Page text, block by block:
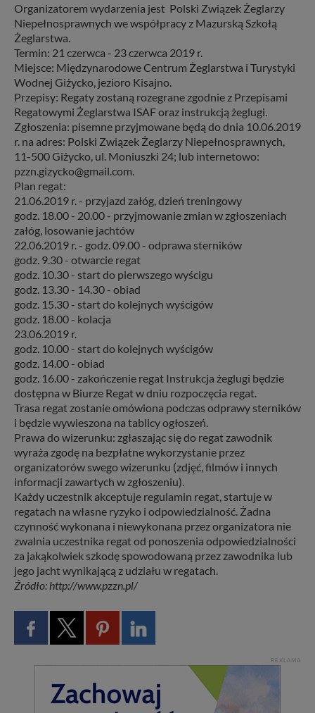
Organizatorem wydarzenia jest Polski Związek Żeglarzy
Niepełnosprawnych we współpracy z Mazurską Szkołą
Żeglarstwa.
Termin: 21 czerwca - 23 czerwca 2019 r.
Miejsce: Międzynarodowe Centrum Żeglarstwa i Turystyki
Wodnej Giżycko, jezioro Kisajno.
Przepisy: Regaty zostaną rozegrane zgodnie z Przepisami
Regatowymi Żeglarstwa ISAF oraz instrukcją żeglugi.
Zgłoszenia: pisemne przyjmowane będą do dnia 10.06.2019
r. na adres: Polski Związek Żeglarzy Niepełnosprawnych,
11-500 Giżycko, ul. Moniuszki 24; lub internetowo:
pzzn.gizycko@gmail.com.
Plan regat:
21.06.2019 r. - przyjazd załóg, dzień treningowy
godz. 18.00 - 20.00 - przyjmowanie zmian w zgłoszeniach
załóg, losowanie jachtów
22.06.2019 r. - godz. 09.00 - odprawa sterników
godz. 9.30 - otwarcie regat
godz. 10.30 - start do pierwszego wyścigu
godz. 13.30 - 14.30 - obiad
godz. 15.30 - start do kolejnych wyścigów
godz. 18.00 - kolacja
23.06.2019 r.
godz. 10.00 - start do kolejnych wyścigów
godz. 14.00 - obiad
godz. 16.00 - zakończenie regat Instrukcja żeglugi będzie
dostępna w Biurze Regat w dniu rozpoczęcia regat.
Trasa regat zostanie omówiona podczas odprawy sterników
i będzie wywieszona na tablicy ogłoszeń.
Prawa do wizerunku: zgłaszając się do regat zawodnik
wyraża zgodę na bezpłatne wykorzystanie przez
organizatorów swego wizerunku (zdjęć, filmów i innych
informacji zawartych w zgłoszeniu).
Każdy uczestnik akceptuje regulamin regat, startuje w
regatach na własne ryzyko i odpowiedzialność. Żadna
czynność wykonana i niewykonana przez organizatora nie
zwalnia uczestnika regat od ponoszenia odpowiedzialności
za jakąkolwiek szkodę spowodowaną przez zawodnika lub
jego jacht wynikającą z udziału w regatach.
Źródło: http://www.pzzn.pl/
REKLAMA